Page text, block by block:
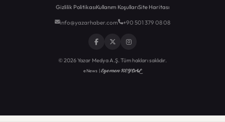
Gizlilik PolitikasıKullanım KoşullarıSite Haritası
info@yazarhaber.com +90 501 379 08 08
© 2026 Yazar Medya A.Ş. Tüm hakları saklıdır.
eNews |Egemen KEYDAL